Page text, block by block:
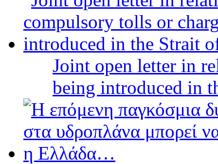
Joint open letter in
being introduced in